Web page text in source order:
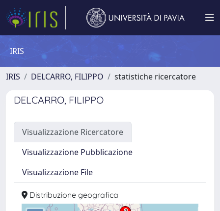
IRIS
IRIS DELCARRO, FILIPPO statistiche ricercatore
DELCARRO, FILIPPO
Visualizzazione Ricercatore
Visualizzazione Pubblicazione
Visualizzazione File
Distribuzione geografica